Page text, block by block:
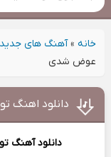
خانه»آهنگ های جدید
عوض شدی
دانلود اهنگ
دانلود آهنگ